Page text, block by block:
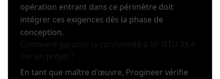
opération entrant dans ce périmètre doit
intégrer ces exigences dès la phase de
conception.
En tant que maître d'œuvre, Progineer vérifie